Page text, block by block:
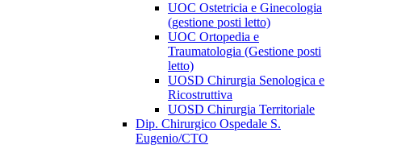
UOC Ostetricia e Ginecologia
(gestione posti letto)
UOC Ortopedia e
Traumatologia (Gestione posti
letto)
UOSD Chirurgia Senologica e
Ricostruttiva
UOSD Chirurgia Territoriale
Dip. Chirurgico Ospedale S.
Eugenio/CTO